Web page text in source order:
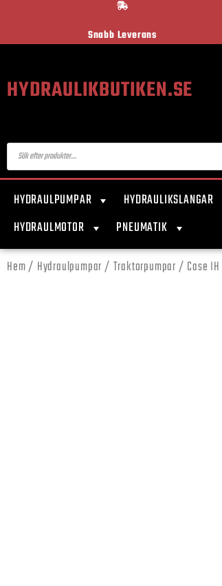
Snabb Leverans
HYDRAULIKBUTIKEN.SE
HYDRAULPUMPAR HYDRAULIKSLANGAR
HYDRAULMOTOR
PNEUMATIK
Hem/ Hydraulpumpar/ Traktorpumpar/ Case IH